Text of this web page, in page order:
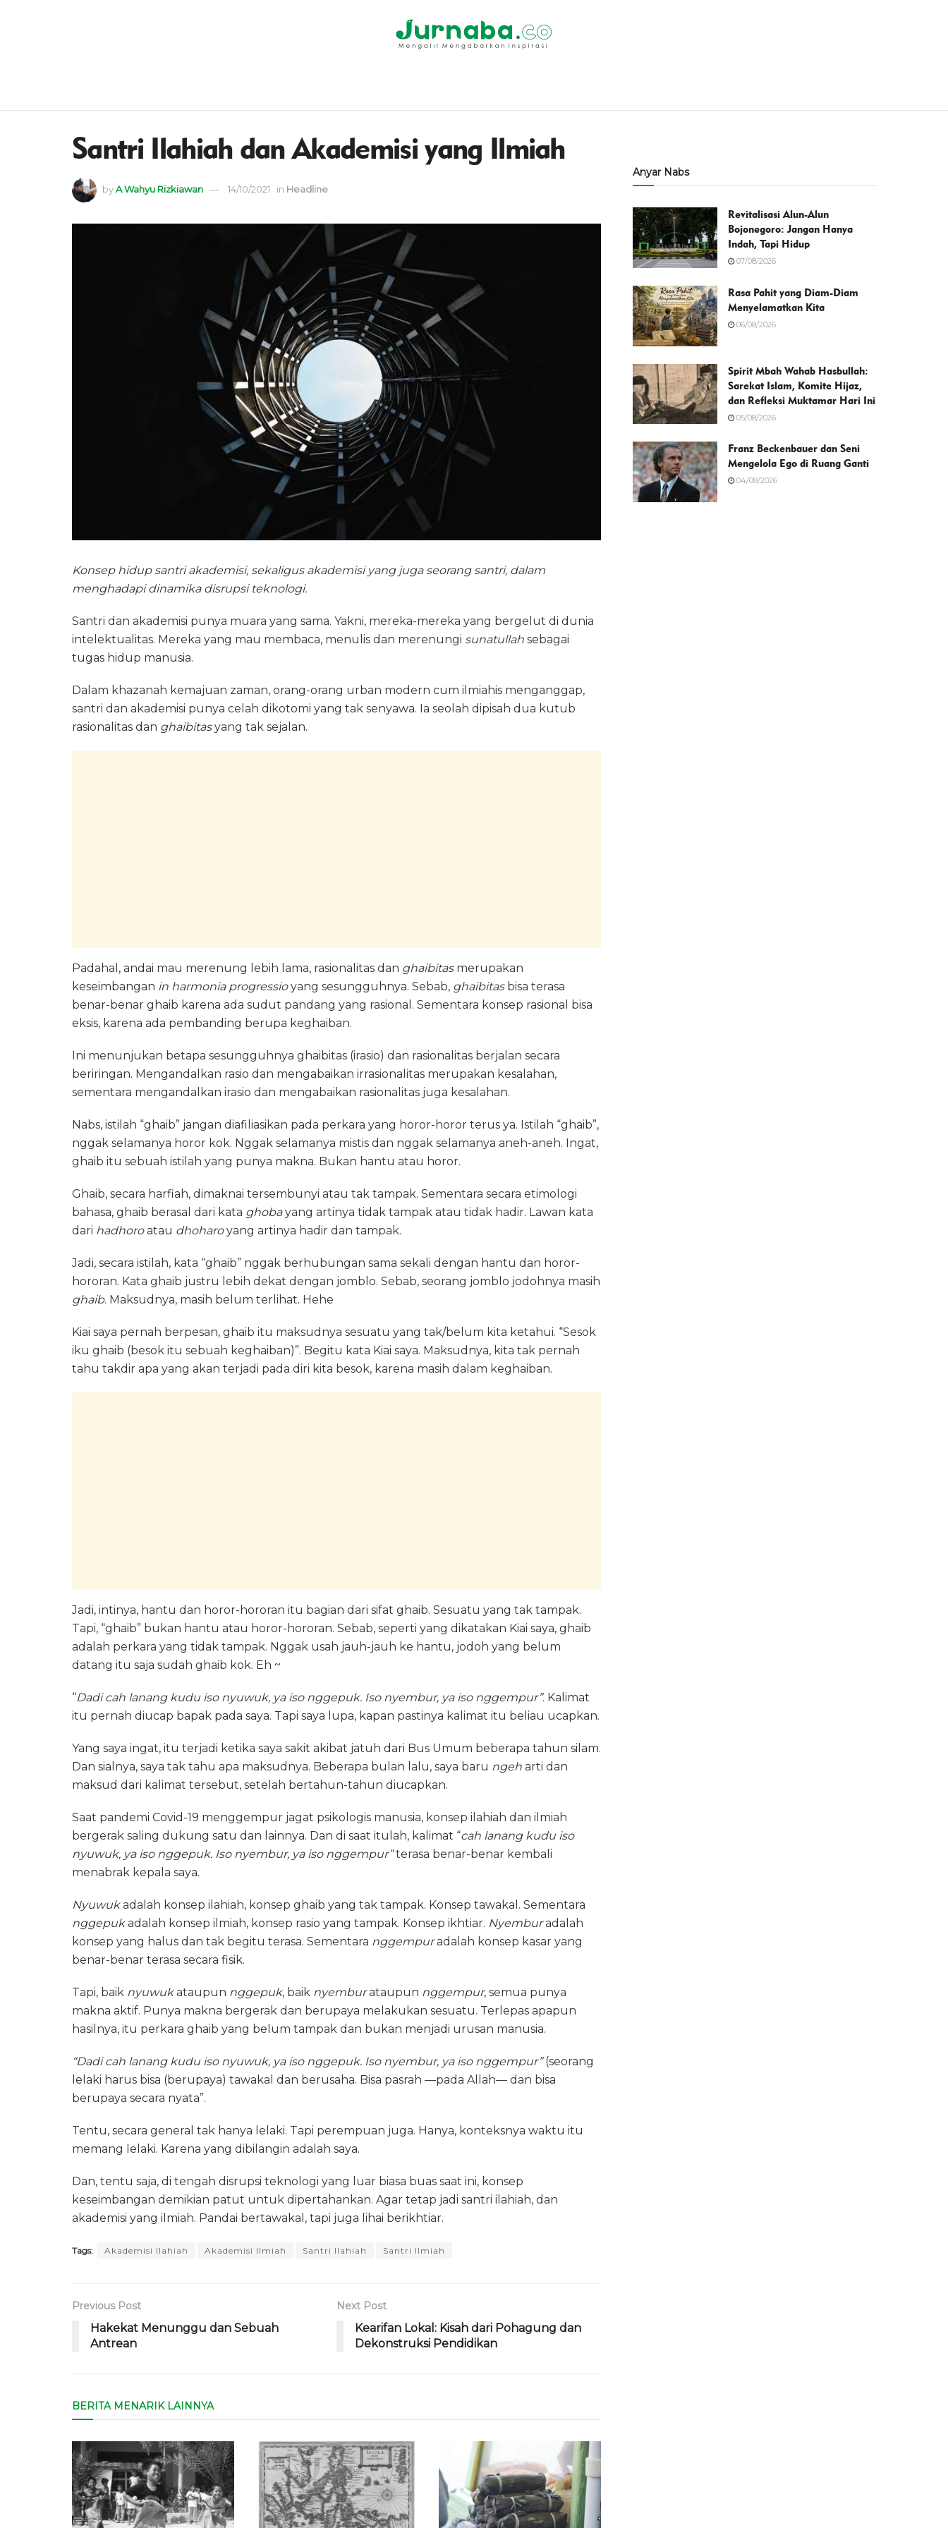
Santri Ilahiah dan Akademisi yang Ilmiah
byA Wahyu Rizkiawan 14/10/2021 in Headline
Konsep hidup santri akademisi, sekaligus akademisi yang juga seorang santri, dalam
menghadapi dinamika disrupsi teknologi.
Santri dan akademisi punya muara yang sama. Yakni, mereka-mereka yang bergelut di dunia
intelektualitas. Mereka yang mau membaca, menulis dan merenungi sunatullah sebagai
tugas hidup manusia.
Dalam khazanah kemajuan zaman, orang-orang urban modern cum ilmiahis menganggap,
santri dan akademisi punya celah dikotomi yang tak senyawa. Ia seolah dipisah dua kutub
rasionalitas dan ghaibitasyang tak sejalan.
Padahal, andai mau merenung lebih lama, rasionalitas dan ghaibitasmerupakan
keseimbangan in harmonia progressioyang sesungguhnya. Sebab, ghaibitasbisa terasa
benar-benar ghaib karena ada sudut pandang yang rasional. Sementara konsep rasional bisa
eksis, karena ada pembanding berupa keghaiban.
Ini menunjukan betapa sesungguhnya ghaibitas (irasio) dan rasionalitas berjalan secara
beriringan. Mengandalkan rasio dan mengabaikan irrasionalitas merupakan kesalahan,
sementara mengandalkan irasio dan mengabaikan rasionalitas juga kesalahan.
Nabs, istilah “ghaib” jangan diafiliasikan pada perkara yang horor-horor terus ya. Istilah “ghaib”,
nggak selamanya horor kok. Nggak selamanya mistis dan nggak selamanya aneh-aneh. Ingat,
ghaib itu sebuah istilah yang punya makna. Bukan hantu atau horor.
Ghaib, secara harfiah, dimaknai tersembunyi atau tak tampak. Sementara secara etimologi
bahasa, ghaib berasal dari kata ghobayang artinya tidak tampak atau tidak hadir. Lawan kata
dari hadhoroatau dhoharoyang artinya hadir dan tampak.
Jadi, secara istilah, kata “ghaib” nggak berhubungan sama sekali dengan hantu dan horor-
hororan. Kata ghaib justru lebih dekat dengan jomblo. Sebab, seorang jomblo jodohnya masih
ghaib. Maksudnya, masih belum terlihat. Hehe
Kiai saya pernah berpesan, ghaib itu maksudnya sesuatu yang tak/belum kita ketahui. “Sesok
iku ghaib (besok itu sebuah keghaiban)”. Begitu kata Kiai saya. Maksudnya, kita tak pernah
tahu takdir apa yang akan terjadi pada diri kita besok, karena masih dalam keghaiban.
Jadi, intinya, hantu dan horor-hororan itu bagian dari sifat ghaib. Sesuatu yang tak tampak.
Tapi, “ghaib” bukan hantu atau horor-hororan. Sebab, seperti yang dikatakan Kiai saya, ghaib
adalah perkara yang tidak tampak. Nggak usah jauh-jauh ke hantu, jodoh yang belum
datang itu saja sudah ghaib kok. Eh ~
“Dadi cah lanang kudu iso nyuwuk, ya iso nggepuk. Iso nyembur, ya iso nggempur”. Kalimat
itu pernah diucap bapak pada saya. Tapi saya lupa, kapan pastinya kalimat itu beliau ucapkan.
Yang saya ingat, itu terjadi ketika saya sakit akibat jatuh dari Bus Umum beberapa tahun silam.
Dan sialnya, saya tak tahu apa maksudnya. Beberapa bulan lalu, saya baru ngeh arti dan
maksud dari kalimat tersebut, setelah bertahun-tahun diucapkan.
Saat pandemi Covid-19 menggempur jagat psikologis manusia, konsep ilahiah dan ilmiah
bergerak saling dukung satu dan lainnya. Dan di saat itulah, kalimat “cah lanang kudu iso
nyuwuk, ya iso nggepuk. Iso nyembur, ya iso nggempur”terasa benar-benar kembali
menabrak kepala saya.
Nyuwukadalah konsep ilahiah, konsep ghaib yang tak tampak. Konsep tawakal. Sementara
nggepukadalah konsep ilmiah, konsep rasio yang tampak. Konsep ikhtiar. Nyemburadalah
konsep yang halus dan tak begitu terasa. Sementara nggempuradalah konsep kasar yang
benar-benar terasa secara fisik.
Tapi, baik nyuwukataupun nggepuk, baik nyemburataupun nggempur, semua punya
makna aktif. Punya makna bergerak dan berupaya melakukan sesuatu. Terlepas apapun
hasilnya, itu perkara ghaib yang belum tampak dan bukan menjadi urusan manusia.
“Dadi cah lanang kudu iso nyuwuk, ya iso nggepuk. Iso nyembur, ya iso nggempur”(seorang
lelaki harus bisa (berupaya) tawakal dan berusaha. Bisa pasrah —pada Allah— dan bisa
berupaya secara nyata”.
Tentu, secara general tak hanya lelaki. Tapi perempuan juga. Hanya, konteksnya waktu itu
memang lelaki. Karena yang dibilangin adalah saya.
Dan, tentu saja, di tengah disrupsi teknologi yang luar biasa buas saat ini, konsep
keseimbangan demikian patut untuk dipertahankan. Agar tetap jadi santri ilahiah, dan
akademisi yang ilmiah. Pandai bertawakal, tapi juga lihai berikhtiar.
Tags: Akademisi Ilahiah Akademisi Ilmiah Santri Ilahiah Santri Ilmiah
Previous Post
Hakekat Menunggu dan Sebuah
Antrean
Next Post
Kearifan Lokal: Kisah dari Pohagung dan
Dekonstruksi Pendidikan
BERITA MENARIK LAINNYA
Anyar Nabs
Revitalisasi Alun-Alun
Bojonegoro: Jangan Hanya
Indah, Tapi Hidup
07/08/2026
Rasa Pahit yang Diam-Diam
Menyelamatkan Kita
06/08/2026
Spirit Mbah Wahab Hasbullah:
Sarekat Islam, Komite Hijaz,
dan Refleksi Muktamar Hari Ini
05/08/2026
Franz Beckenbauer dan Seni
Mengelola Ego di Ruang Ganti
04/08/2026